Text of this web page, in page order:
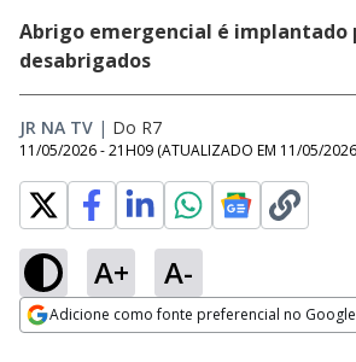
Abrigo emergencial é implantado
desabrigados
JR NA TV | Do R7
11/05/2026 - 21H09 (ATUALIZADO EM 11/05/
A+ A-
Adicione como fonte preferencial no Google
Ativar
78.01%